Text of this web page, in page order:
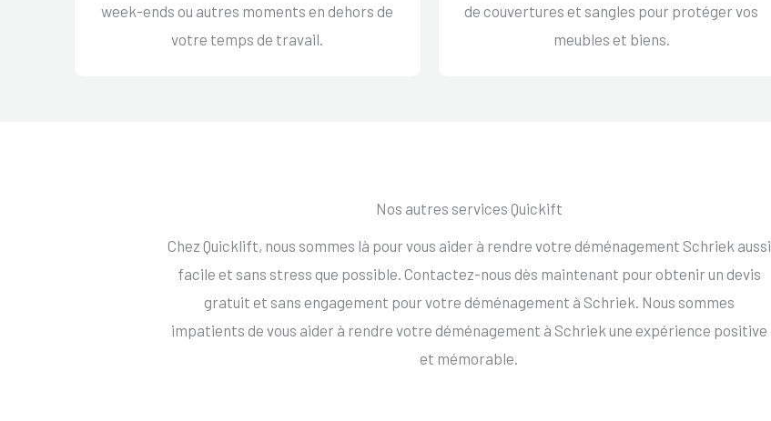
week-ends ou autres moments en dehors de
votre temps de travail.
de couvertures et sangles pour protéger vos
meubles et biens.
Nos autres services Quickift
Chez Quicklift, nous sommes là pour vous aider à rendre votre déménagement Schriek aussi
facile et sans stress que possible. Contactez-nous dès maintenant pour obtenir un devis
gratuit et sans engagement pour votre déménagement à Schriek. Nous sommes
impatients de vous aider à rendre votre déménagement à Schriek une expérience positive
et mémorable.